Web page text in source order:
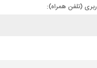
(تلفن همراه):